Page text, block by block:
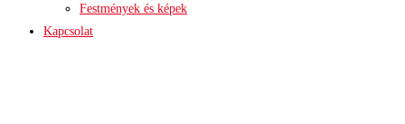
Festmények és képek
Kapcsolat